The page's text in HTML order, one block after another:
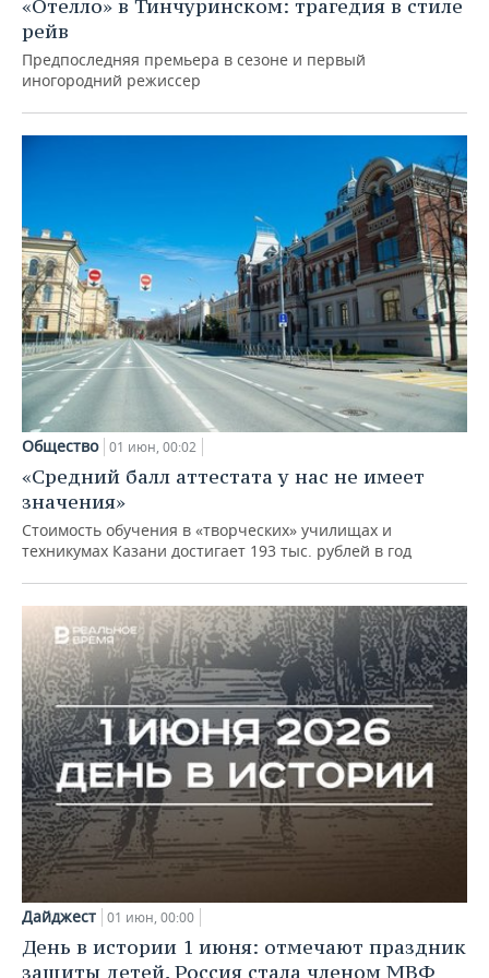
«Отелло» в Тинчуринском: трагедия в стиле
рейв
Предпоследняя премьера в сезоне и первый
иногородний режиссер
Общество 01 июн, 00:02
«Средний балл аттестата у нас не имеет
значения»
Стоимость обучения в «творческих» училищах и
техникумах Казани достигает 193 тыс. рублей в год
Дайджест 01 июн, 00:00
День в истории 1 июня: отмечают праздник
защиты детей, Россия стала членом МВФ